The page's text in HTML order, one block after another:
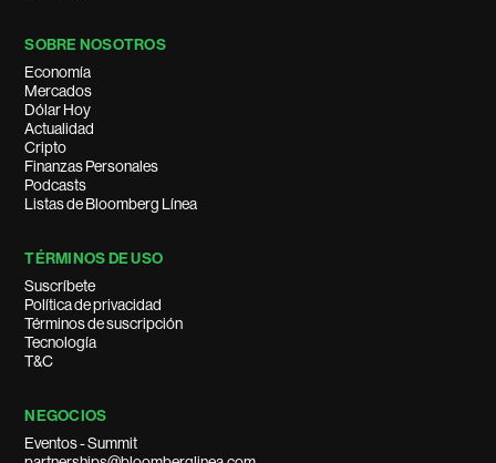
SOBRE NOSOTROS
Economía
Mercados
Dólar Hoy
Actualidad
Cripto
Finanzas Personales
Podcasts
Listas de Bloomberg Línea
TÉRMINOS DE USO
Suscríbete
Política de privacidad
Términos de suscripción
Tecnología
T&C
NEGOCIOS
Eventos - Summit